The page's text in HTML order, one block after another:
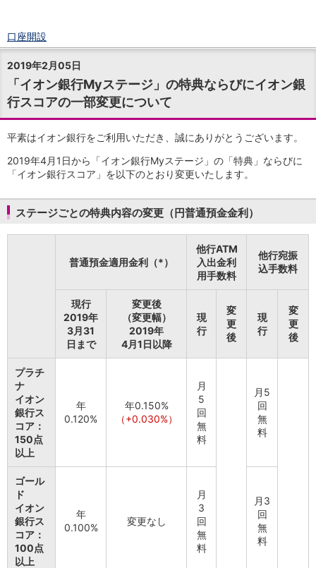
口座開設
ログイン
チャット
メニュー
商品・サービス
預金
円預金 TOP
定期預金
積立式定期預金
外貨預金TOP
外貨普通預金
証券口座開設
金銭信託のしくみ
取扱商品一覧
iDeCo・国民年金基金
iDeCo（個人型確定拠出年金）
国民年金基金
ロボアドバイザークラウドファンディング
TOP
WealthNavi for イオン銀行（ロボアドバイザー）
funds
まいクラウドファンディング
ローン
住宅ローン
新規お借入れの方
お借換えの方
フラット35
2019年2月05日
「イオン銀行Myステージ」の特典ならびにイオン銀
行スコアの一部変更について
平素はイオン銀行をご利用いただき、誠にありがとうございます。
2019年4月1日から「イオン銀行Myステージ」の「特典」ならびに
「イオン銀行スコア」を以下のとおり変更いたします。
ステージごとの特典内容の変更（円普通預金金利）
普通預金適用金利（*）
他行ATM
入出金利
用手数料
他行宛振
込手数料
現行
2019年
3月31
日まで
変更後
（変更幅）
2019年
4月1日以降
現
行
変
更
後
現
行
変
更
後
プラチ
ナ
イオン
銀行ス
コア：
150点
以上
年
0.120%
年0.150%
（+0.030%）
月
5
回
無
料
月5
回
無
料
ゴール
ド
イオン
銀行ス
コア：
100点
以上
年
0.100%
変更なし
月
3
回
無
料
月3
回
無
料